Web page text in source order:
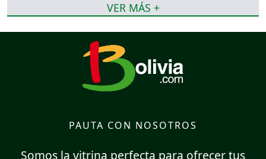
VER MÁS +
PAUTA CON NOSOTROS
Somos la vitrina perfecta para ofrecer tus